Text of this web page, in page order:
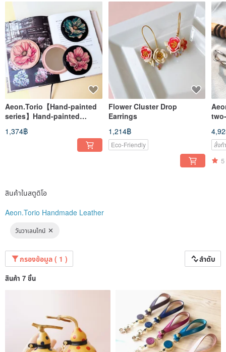
Aeon.Torio【Hand-painted
series】Hand-painted
flower leather portable
mirror-four colors in total
1,374฿
Flower Cluster Drop
Earrings
1,214฿
Eco-Friendly สั่งท
5
สินค้าในสตูดิโอ
Aeon.Torio Handmade Leather
วันวาเลนไทน์
กรองข้อมูล ( 1 ) ลำดับ
สินค้า 7 ชิ้น